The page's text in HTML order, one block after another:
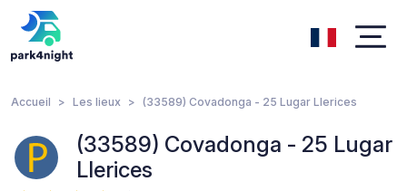
Accueil Les lieux (33589) Covadonga - 25 Lugar Llerices
(33589) Covadonga - 25 Lugar
Llerices